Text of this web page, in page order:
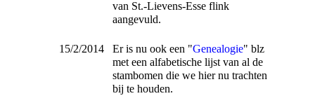
van St.-Lievens-Esse flink
aangevuld.
15/2/2014 Er is nu ook een "Genealogie" blz
met een alfabetische lijst van al de
stambomen die we hier nu trachten
bij te houden.